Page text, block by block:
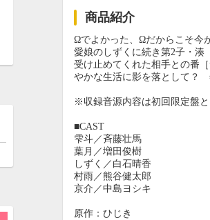
商品紹介
Ωでよかった、Ωだからこそ今
愛娘のしずくに続き第2子・湊
受け止めてくれた相手との番
やかな生活に影を落として？
※収録音源内容は初回限定盤と
■CAST
雫斗／斉藤壮馬
葉月／増田俊樹
しずく／白石晴香
村雨／熊谷健太郎
京介／中島ヨシキ
原作：ひじき